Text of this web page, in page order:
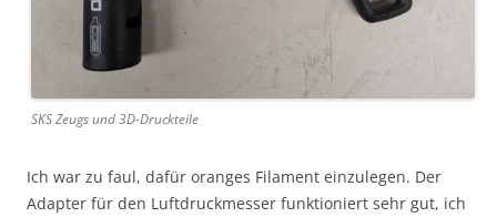
SKS Zeugs und 3D-Druckteile
Ich war zu faul, dafür oranges Filament einzulegen. Der
Adapter für den Luftdruckmesser funktioniert sehr gut, ich